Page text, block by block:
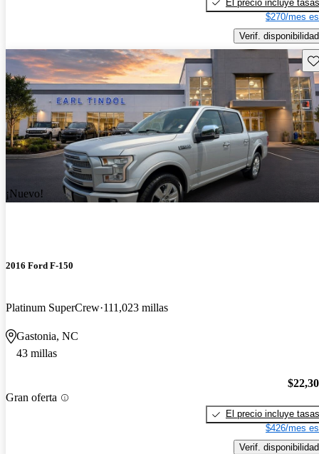
El precio incluye tasas
$270/mes
Verif. disponibilidad
¡Nuevo!
2016 Ford F-150
Platinum SuperCrew 111,023 millas
Gastonia, NC
43 millas
Gran oferta
El precio incluye tasas
$426/mes
Verif. disponibilidad